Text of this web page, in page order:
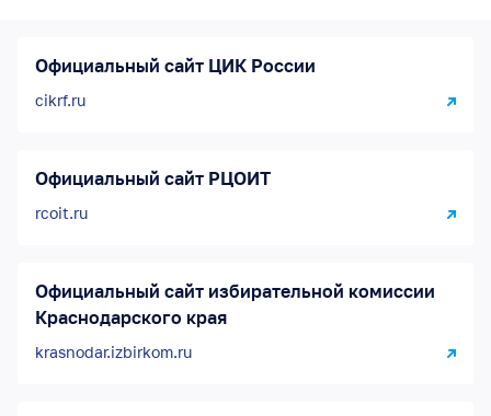
Официальный сайт ЦИК России
cikrf.ru
Официальный сайт РЦОИТ
rcoit.ru
Официальный сайт избирательной комиссии
Краснодарского края
krasnodar.izbirkom.ru